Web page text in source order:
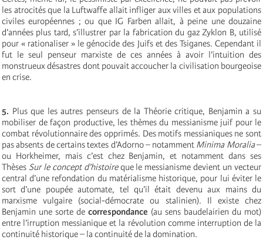
les atrocités que la Luftwaffe allait infliger aux villes et aux populations
civiles européennes ; ou que IG Farben allait, à peine une douzaine
d’années plus tard, s’illustrer par la fabrication du gaz Zyklon B, utilisé
pour « rationaliser » le génocide des Juifs et des Tsiganes. Cependant il
fut le seul penseur marxiste de ces années à avoir l’intuition des
monstrueux désastres dont pouvait accoucher la civilisation bourgeoise
en crise.
5. Plus que les autres penseurs de la Théorie critique, Benjamin a su
mobiliser de façon productive, les thèmes du messianisme juif pour le
combat révolutionnaire des opprimés. Des motifs messianiques ne sont
pas absents de certains textes d’Adorno – notamment Minima Moralia–
ou Horkheimer, mais c’est chez Benjamin, et notamment dans ses
Thèses Sur le concept d’histoireque le messianisme devient un vecteur
central d’une refondation du matérialisme historique, pour lui éviter le
sort d’une poupée automate, tel qu’il était devenu aux mains du
marxisme vulgaire (social-démocrate ou stalinien). Il existe chez
Benjamin une sorte de correspondance (au sens baudelairien du mot)
entre l’irruption messianique et la révolution comme interruption de la
continuité historique – la continuité de la domination.